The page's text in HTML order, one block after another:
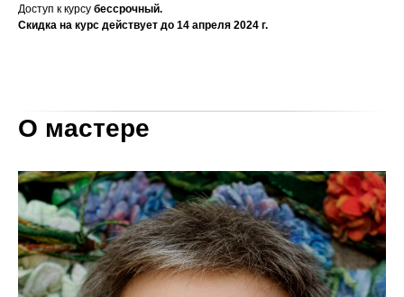
Доступ к курсу бессрочный.
Скидка на курс действует до 14 апреля 2024 г.
О мастере